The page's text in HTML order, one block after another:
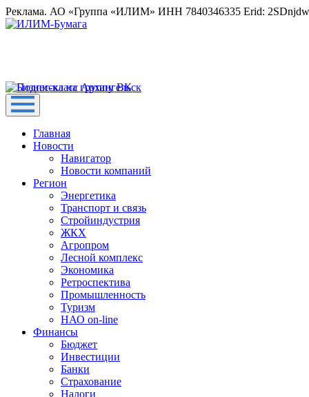
Реклама. АО «Группа «ИЛИМ» ИНН 7840346335 Erid:
Главная
Новости
Навигатор
Новости компаний
Регион
Энергетика
Транспорт и связь
Стройиндустрия
ЖКХ
Агропром
Лесной комплекс
Экономика
Ретроспектива
Промышленность
Туризм
НАО on-line
Финансы
Бюджет
Инвестиции
Банки
Страхование
Налоги